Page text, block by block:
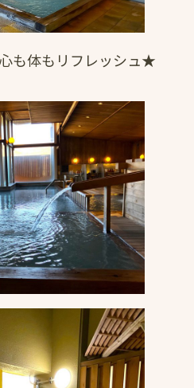
も体もリフレッシュ★